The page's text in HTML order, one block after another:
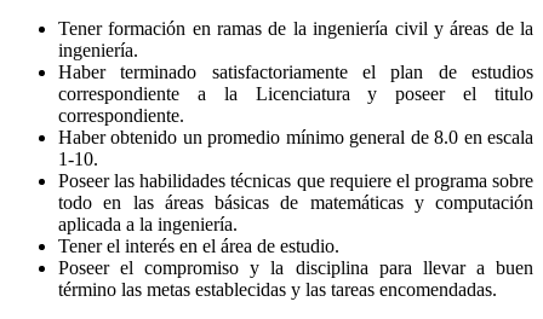
Tener formación en ramas de la ingeniería civil y áreas de la
ingeniería.
Haber terminado satisfactoriamente el plan de estudios
correspondiente a la Licenciatura y poseer el titulo
correspondiente.
Haber obtenido un promedio mínimo general de 8.0 en escala
1-10.
Poseer las habilidades técnicas que requiere el programa sobre
todo en las áreas básicas de matemáticas y computación
aplicada a la ingeniería.
Tener el interés en el área de estudio.
Poseer el compromiso y la disciplina para llevar a buen
término las metas establecidas y las tareas encomendadas.